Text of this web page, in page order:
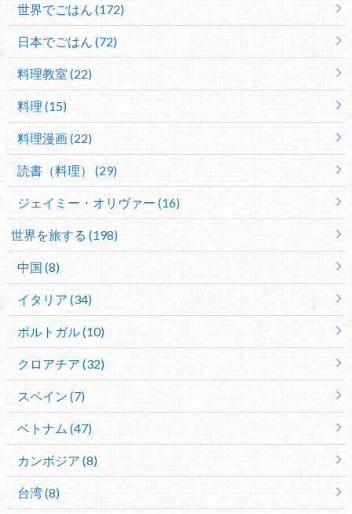
世界でごはん (172)
日本でごはん (72)
料理教室 (22)
料理 (15)
料理漫画 (22)
読書（料理） (29)
ジェイミー・オリヴァー (16)
世界を旅する (198)
中国 (8)
イタリア (34)
ポルトガル (10)
クロアチア (32)
スペイン (7)
ベトナム (47)
カンボジア (8)
台湾 (8)